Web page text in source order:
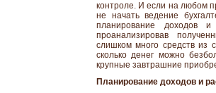
контроле. И если на любом
не начать ведение
планирование доходов
проанализировав
слишком много средств из
сколько денег можно
крупные завтрашние
Планирование доходов и